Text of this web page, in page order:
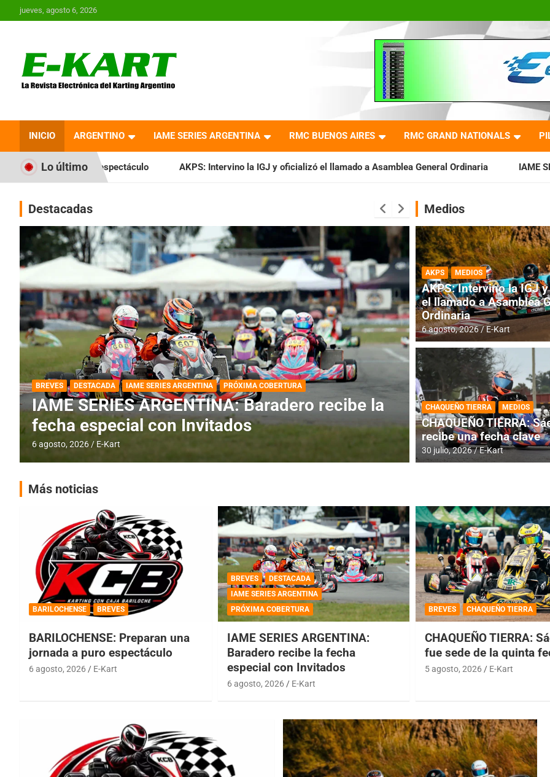
Saltar
al
jueves, agosto 6, 2026
Revista Electrónica del
Karting en Argentina
INICIO ARGENTINO IAME SERIES ARGENTINA RMC BUENOS AIRES RMC GRAND NATIONALS
Lo último
espectáculo AKPS: Intervino la IGJ y oficializó el llamado a Asamblea General Ordinaria IAME SERIES ARGENTINA:
Destacadas
DESTACADA IAME SERIES ARGENTINA
IAME SERIES ARGENTINA: Horarios para la
fecha con Invitados
4 agosto, 2026 E-Kart
DESTACADA INFORME CENTRAL
RMC BUENOS
histórica en
4 agosto, 2026 E-Kart
Medios
AKPS MEDIOS
AKPS: Intervino la IGJ
el llamado a Asamblea
Ordinaria
6 agosto, 2026 E-Kart
CHAQUEÑO TIERRA MEDIOS
CHAQUEÑO TIERRA:
recibe una fecha clave
30 julio, 2026 E-Kart
Más noticias
BARILOCHENSE BREVES
BARILOCHENSE: Preparan una
jornada a puro espectáculo
6 agosto, 2026 E-Kart
BREVES
DESTACADA
IAME SERIES ARGENTINA
PRÓXIMA COBERTURA
IAME SERIES ARGENTINA:
Baradero recibe la fecha
especial con Invitados
6 agosto, 2026 E-Kart
BREVES CHAQUEÑO TIERRA
CHAQUEÑO TIERRA:
fue sede de la quinta
5 agosto, 2026 E-Kart